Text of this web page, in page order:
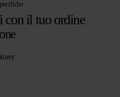
con il tuo ordine